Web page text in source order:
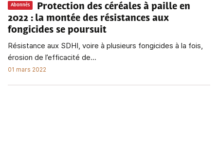
Abonnés
Protection des céréales à paille en
2022 : la montée des résistances aux
fongicides se poursuit
Résistance aux SDHI, voire à plusieurs fongicides à la fois,
érosion de l’efficacité de...
01 mars 2022